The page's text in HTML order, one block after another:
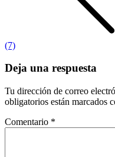
(7)
Deja una respuesta
Tu dirección de correo
obligatorios están marcados
Comentario *